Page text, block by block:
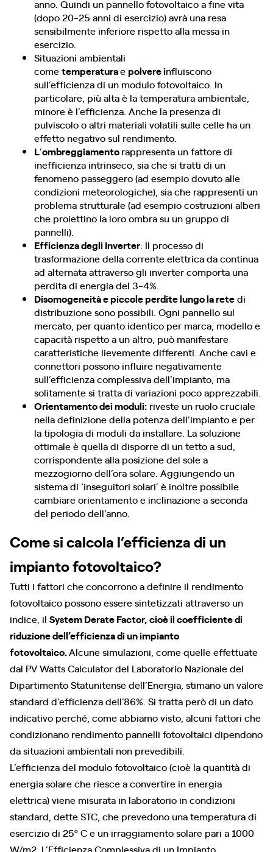
anno. Quindi un pannello fotovoltaico a fine vita
(dopo 20-25 anni di esercizio) avrà una resa
sensibilmente inferiore rispetto alla messa in
esercizio.
Situazioni ambientali
cometemperaturaepolvere influiscono
sull’efficienza di un modulo fotovoltaico. In
particolare, più alta è la temperatura ambientale,
minore è l’efficienza. Anche la presenza di
pulviscolo o altri materiali volatili sulle celle ha un
effetto negativo sul rendimento.
L’ombreggiamentorappresenta un fattore di
inefficienza intrinseco, sia che si tratti di un
fenomeno passeggero (ad esempio dovuto alle
condizioni meteorologiche), sia che rappresenti un
problema strutturale (ad esempio costruzioni alberi
che proiettino la loro ombra su un gruppo di
pannelli).
Efficienza degli Inverter: Il processo di
trasformazione della corrente elettrica da continua
ad alternata attraverso gli inverter comporta una
perdita di energia del 3-4%.
Disomogeneità e piccole perdite lungo la retedi
distribuzione sono possibili. Ogni pannello sul
mercato, per quanto identico per marca, modello e
capacità rispetto a un altro, può manifestare
caratteristiche lievemente differenti. Anche cavi e
connettori possono influire negativamente
sull’efficienza complessiva dell’impianto, ma
solitamente si tratta di variazioni poco apprezzabili.
Orientamento dei moduli: riveste un ruolo cruciale
nella definizione della potenza dell’impianto e per
la tipologia di moduli da installare. La soluzione
ottimale è quella di disporre di un tetto a sud,
corrispondente alla posizione del sole a
mezzogiorno dell’ora solare. Aggiungendo un
sistema di ‘inseguitori solari’ è inoltre possibile
cambiare orientamento e inclinazione a seconda
del periodo dell’anno.
Come si calcola l’efficienza di un
impianto fotovoltaico?
Tutti i fattori che concorrono a definire il rendimento
fotovoltaico possono essere sintetizzati attraverso un
indice, il System Derate Factor, cioè il coefficiente di
riduzione dell’efficienza di un impianto
fotovoltaico.Alcune simulazioni, come quelle effettuate
dal PV Watts Calculator del Laboratorio Nazionale del
Dipartimento Statunitense dell’Energia, stimano un valore
standard d’efficienza dell’86%. Si tratta però di un dato
indicativo perché, come abbiamo visto, alcuni fattori che
condizionano rendimento pannelli fotovoltaici dipendono
da situazioni ambientali non prevedibili.
L’efficienza del modulo fotovoltaico (cioè la quantità di
energia solare che riesce a convertire in energia
elettrica) viene misurata in laboratorio in condizioni
standard, dette STC, che prevedono una temperatura di
esercizio di 25º C e un irraggiamento solare pari a 1000
W/m2. L’Efficienza Complessiva di un Impianto